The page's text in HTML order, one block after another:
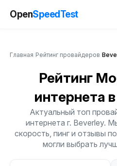
OpenSpeedTest
Главная Рейтинг провайдеров
Рейтинг
интернета
Актуальный топ
интернета г. Beverley.
скорость, пинг и отзывы
могли выбрать